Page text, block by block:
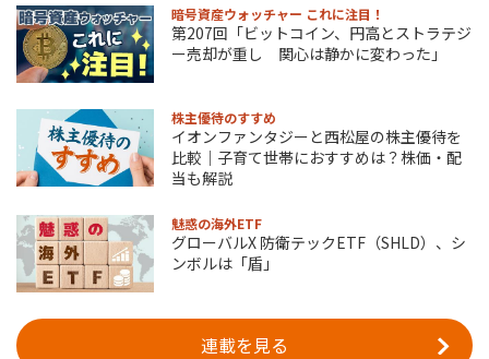
暗号資産ウォッチャー これに注目！
第207回「ビットコイン、円高とストラテジ
ー売却が重し 関心は静かに変わった」
株主優待のすすめ
イオンファンタジーと西松屋の株主優待を
比較｜子育て世帯におすすめは？株価・配
当も解説
魅惑の海外ETF
グローバルX 防衛テックETF（SHLD）、シ
ンボルは「盾」
連載を見る